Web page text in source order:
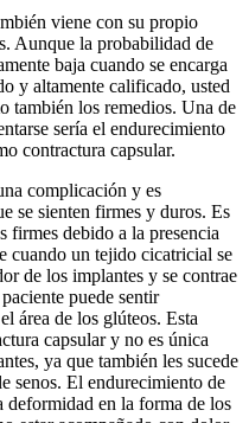
viene con su propio
Aunque la probabilidad de
baja cuando se encarga
y altamente calificado, usted
también los remedios. Una de
sería el endurecimiento
contractura capsular.
complicación y es
se sienten firmes y duros. Es
firmes debido a la presencia
cuando un tejido cicatricial se
de los implantes y se contrae
puede sentir
área de los glúteos. Esta
capsular y no es única
ya que también les sucede
senos. El endurecimiento de
deformidad en la forma de los